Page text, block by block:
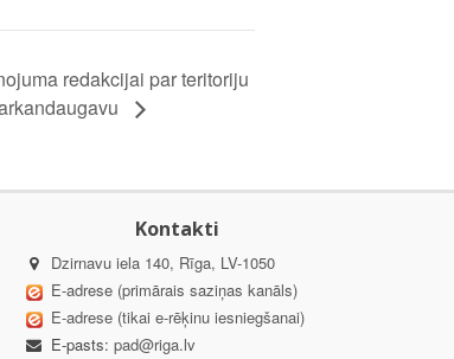
redakcijai par teritoriju
Kontakti
Dzirnavu iela 140, Rīga, LV-1050
E-adrese (primārais saziņas kanāls)
E-adrese (tikai e-rēķinu iesniegšanai)
E-pasts: pad@riga.lv